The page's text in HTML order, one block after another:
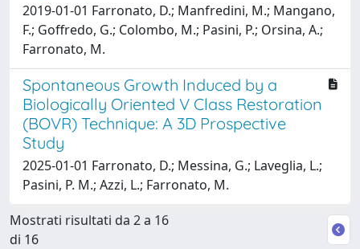
2019-01-01 Farronato, D.; Manfredini, M.; Mangano,
F.; Goffredo, G.; Colombo, M.; Pasini, P.; Orsina, A.;
Farronato, M.
Spontaneous Growth Induced by a
Biologically Oriented V Class Restoration
(BOVR) Technique: A 3D Prospective
Study
2025-01-01 Farronato, D.; Messina, G.; Laveglia, L.;
Pasini, P. M.; Azzi, L.; Farronato, M.
Mostrati risultati da 2 a 16
di 16